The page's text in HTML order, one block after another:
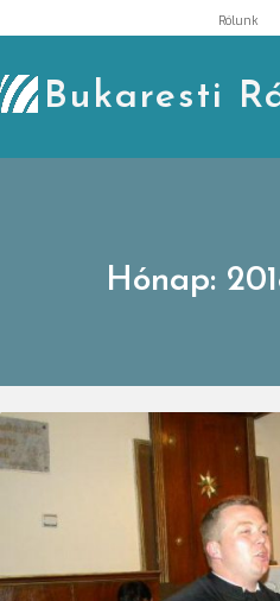
to
content
Rólunk
Bukaresti
Hónap: